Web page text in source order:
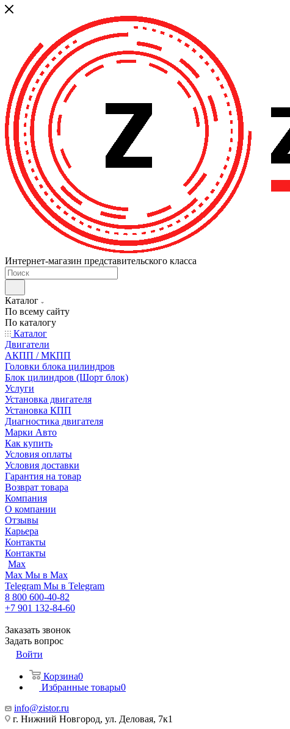
Интернет-магазин представительского класса
Каталог
По всему сайту
По каталогу
Каталог
Двигатели
АКПП / МКПП
Головки блока цилиндров
Блок цилиндров (Шорт блок)
Услуги
Установка двигателя
Установка КПП
Диагностика двигателя
Марки Авто
Как купить
Условия оплаты
Условия доставки
Гарантия на товар
Возврат товара
Компания
О компании
Отзывы
Карьера
Контакты
Контакты
Max
Max Мы в Max
Telegram Мы в Telegram
8 800 600-40-82
+7 901 132-84-60
Заказать звонок
Задать вопрос
Войти
Корзина0
Избранные товары0
info@zistor.ru
г. Нижний Новгород, ул. Деловая, 7к1